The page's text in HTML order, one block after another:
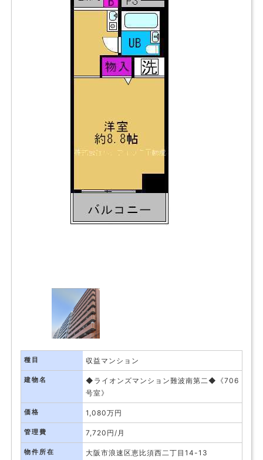
種目 収益マンション
建物名
◆ライオンズマンション難波南第二◆《706
号室》
価格 1,080万円
管理費 7,720円/月
物件所在 大阪市浪速区恵比須西二丁目14-13